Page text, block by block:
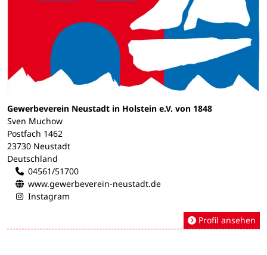
Gewerbeverein Neustadt in Holstein e.V. von 1848
Sven Muchow
Postfach 1462
23730 Neustadt
Deutschland
04561/51700
www.gewerbeverein-neustadt.de
Instagram
Profil ansehen